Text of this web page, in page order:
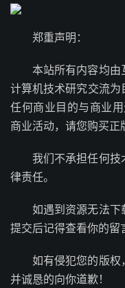
郑重声明：
本站所有内容均由
计算机技术研究交流
任何商业目的与商业
商业活动，请您购买正
我们不承担任何技
律责任。
如遇到资源无法下
提交后记得查看你的留
如有侵犯您的版权
并诚恳的向你道歉！